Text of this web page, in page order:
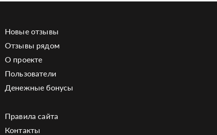
Новые отзывы
Отзывы рядом
О проекте
Пользователи
Денежные бонусы
Правила сайта
Контакты